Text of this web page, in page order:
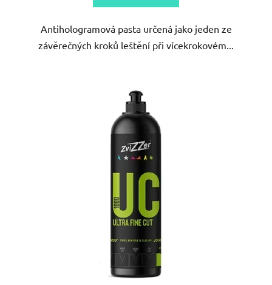
hvězdiček.
Antihologramová pasta určená jako jeden ze
závěrečných kroků leštění při vícekrokovém...